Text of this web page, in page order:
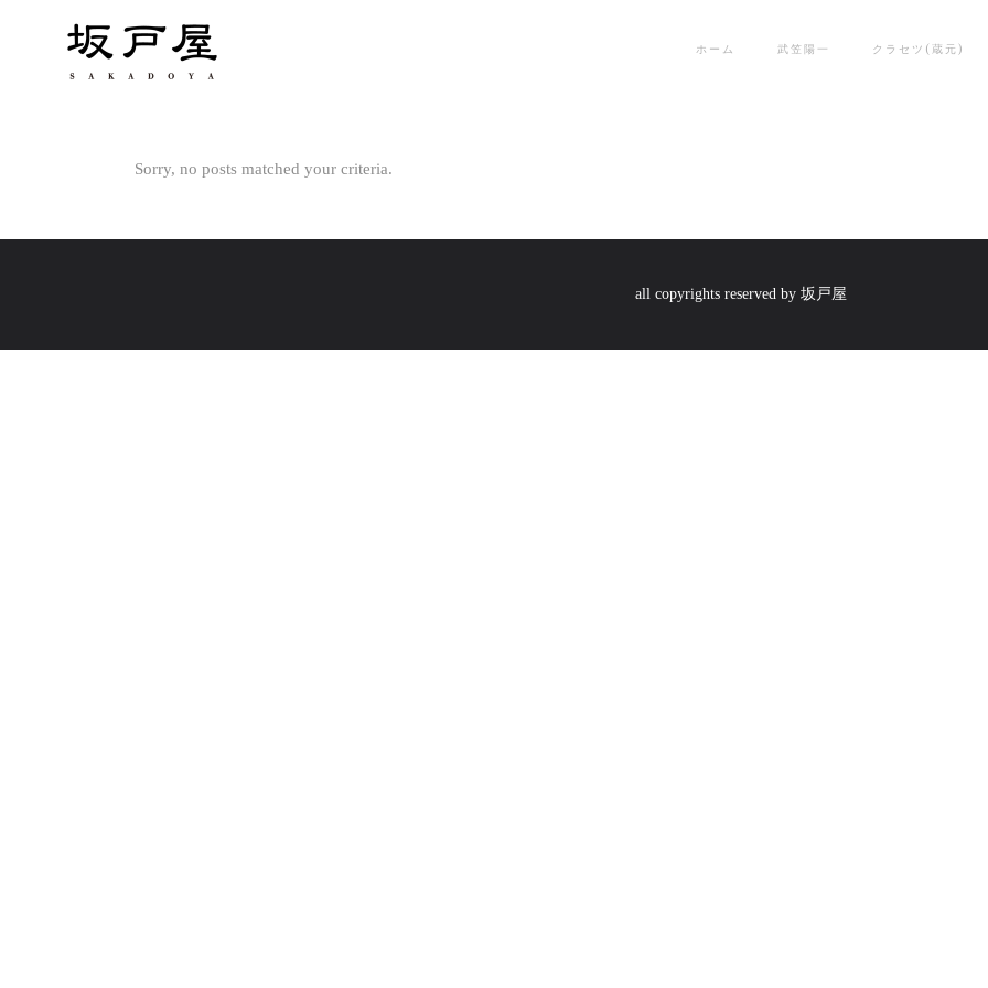
ホーム 武笠陽一 クラセツ(蔵元)
Sorry, no posts matched your criteria.
all copyrights reserved by 坂戸屋